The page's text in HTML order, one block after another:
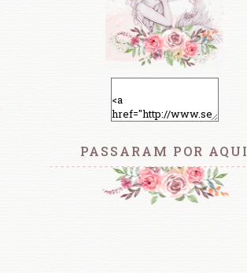
PASSARAM POR AQUI